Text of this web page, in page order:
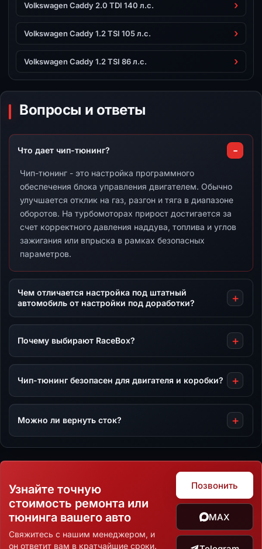
Volkswagen Caddy 2.0 TDI 140 л.с.
Volkswagen Caddy 1.2 TSI 105 л.с.
Volkswagen Caddy 1.2 TSI 86 л.с.
Вопросы и ответы
Что дает чип-тюнинг?
Чип-тюнинг - это настройка программного
обеспечения блока управления двигателем. Обычно
улучшается отклик на газ, разгон и тяга в диапазоне
оборотов. На турбомоторах прирост достигается за
счет корректного давления наддува, топлива и углов
зажигания или впрыска в рамках безопасных
параметров.
Чем отличается настройка под штатный
автомобиль от настройки под доработки?
Почему выбирают RaceBox?
Чип-тюнинг безопасен для двигателя и коробки?
Можно ли вернуть сток?
Узнайте точную
стоимость ремонта или
тюнинга вашего авто
Свяжитесь с нашим менеджером, и
он ответит вам в кратчайшие сроки.
Позвонить
MAX